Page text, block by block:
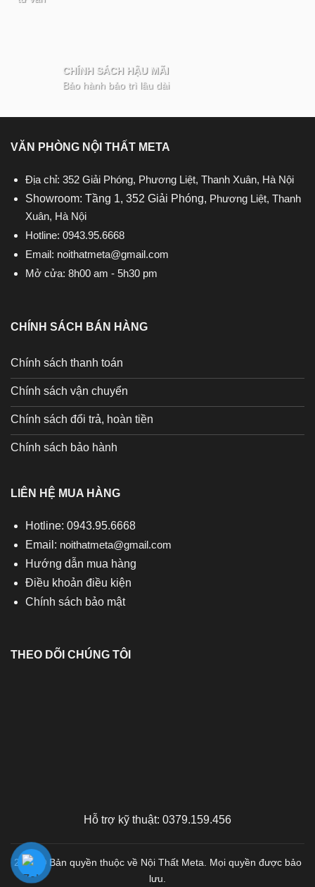
CHÍNH SÁCH HẬU MÃI
Bảo hành bảo trì lâu dài
VĂN PHÒNG NỘI THẤT META
Địa chỉ: 352 Giải Phóng, Phương Liệt, Thanh Xuân, Hà Nội
Showroom: Tầng 1, 352 Giải Phóng, Phương Liệt, Thanh
Xuân, Hà Nội
Hotline: 0943.95.6668
Email: noithatmeta@gmail.com
Mở cửa: 8h00 am - 5h30 pm
CHÍNH SÁCH BÁN HÀNG
Chính sách thanh toán
Chính sách vận chuyển
Chính sách đổi trả, hoàn tiền
Chính sách bảo hành
LIÊN HỆ MUA HÀNG
Hotline: 0943.95.6668
Email: noithatmeta@gmail.com
Hướng dẫn mua hàng
Điều khoản điều kiện
Chính sách bảo mật
THEO DÕI CHÚNG TÔI
Hỗ trợ kỹ thuật: 0379.159.456
2026 © Bản quyền thuộc về Nội Thất Meta. Mọi quyền được bảo
lưu.